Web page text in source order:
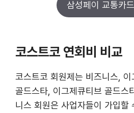
삼성페이 교통카
코스트코 연회비 비교
코스트코 회원제는 비즈니스, 이
골드스타, 이그제큐티브 골드스
니스 회원은 사업자들이 가입할